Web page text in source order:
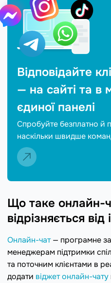
Відповідайте
— на сайті та в
єдиної панелі
Спробуйте безплатно й
наскільки швидше
Що таке онлайн-
відрізняється від
Онлайн-чат— програмне
менеджерам підтримки
та поточним клієнтами в
додати віджет онлайн-чату